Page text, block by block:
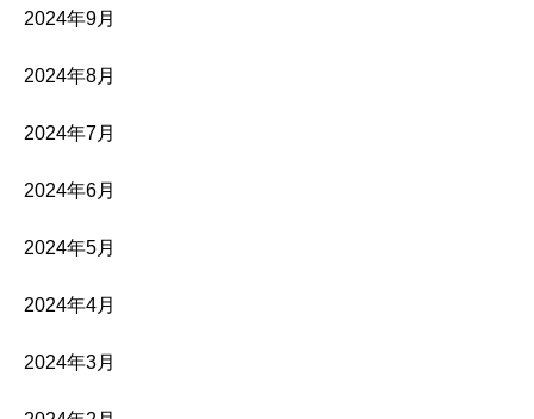
2024年9月
2024年8月
2024年7月
2024年6月
2024年5月
2024年4月
2024年3月